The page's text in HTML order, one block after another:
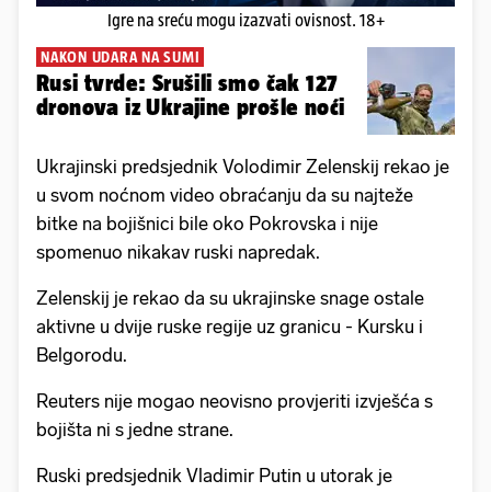
Igre na sreću mogu izazvati ovisnost. 18+
NAKON UDARA NA SUMI
Rusi tvrde: Srušili smo čak 127
dronova iz Ukrajine prošle noći
Ukrajinski predsjednik Volodimir Zelenskij rekao je
u svom noćnom video obraćanju da su najteže
bitke na bojišnici bile oko Pokrovska i nije
spomenuo nikakav ruski napredak.
Zelenskij je rekao da su ukrajinske snage ostale
aktivne u dvije ruske regije uz granicu - Kursku i
Belgorodu.
Reuters nije mogao neovisno provjeriti izvješća s
bojišta ni s jedne strane.
Ruski predsjednik Vladimir Putin u utorak je